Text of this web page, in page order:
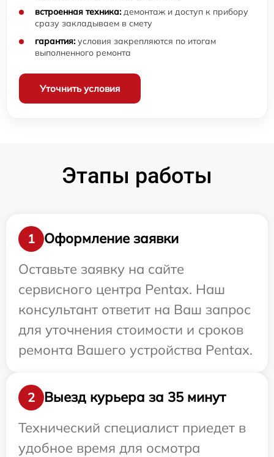
встроенная техника: демонтаж и доступ к прибору
сразу закладываем в смету
гарантия: условия закрепляются по итогам
выполненного ремонта
Уточнить условия
Этапы работы
1
Оформление заявки
Оставьте заявку на сайте
сервисного центра Pentax. Наш
консультант ответит на Ваш запрос
для уточнения стоимости и сроков
ремонта Вашего устройства Pentax.
2
Выезд курьера за 35 минут
Технический специалист приедет в
удобное время для осмотра